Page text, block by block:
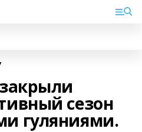
сезон
гуляниями.